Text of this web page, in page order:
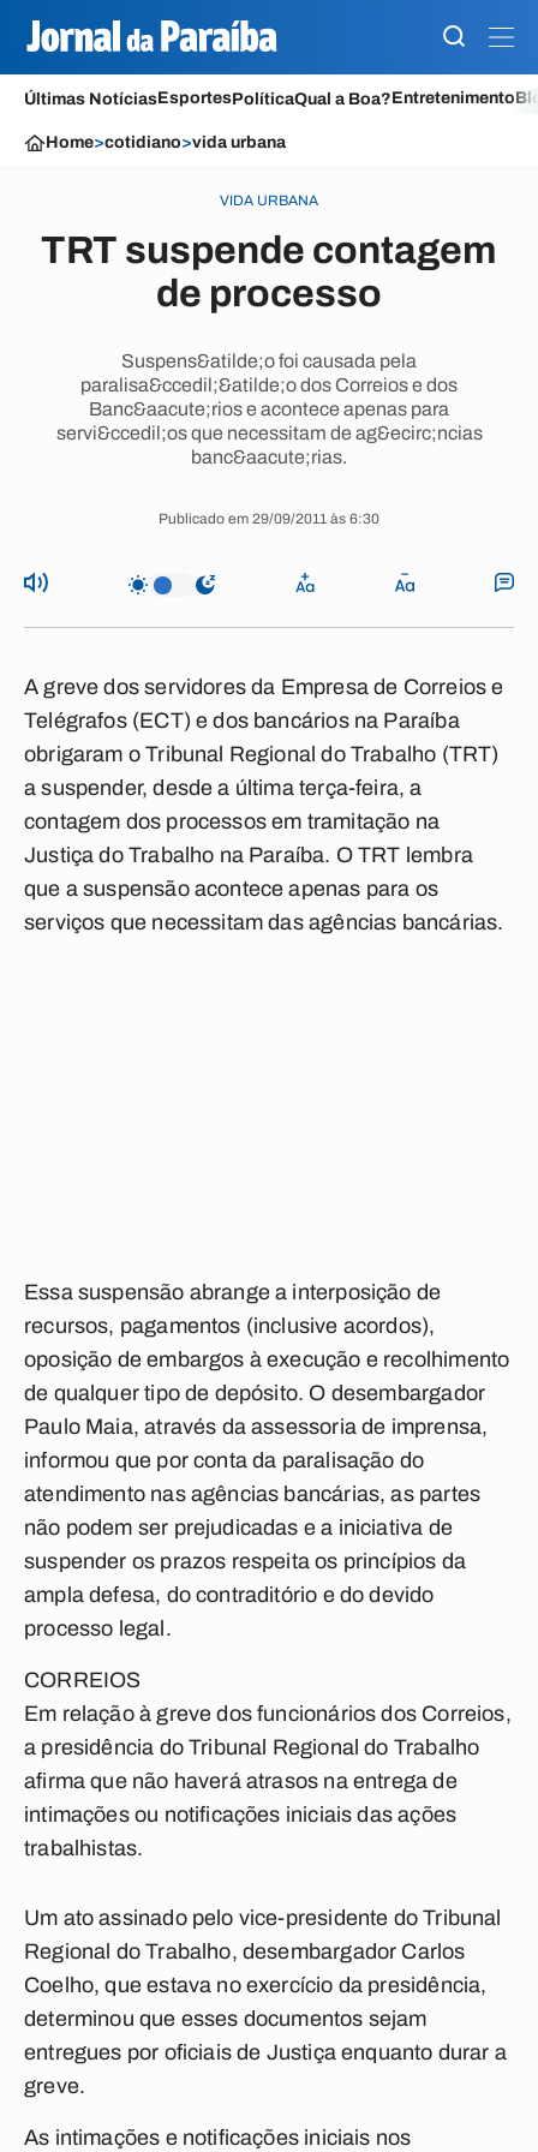
Últimas NotíciasEsportesPolíticaQual a Boa?Entretenimento
Home>cotidiano>vida urbana
VIDA URBANA
TRT suspende contagem
de processo
Suspens&atilde;o foi causada pela
paralisa&ccedil;&atilde;o dos Correios e dos
Banc&aacute;rios e acontece apenas para
servi&ccedil;os que necessitam de ag&ecirc;ncias
banc&aacute;rias.
Publicado em 29/09/2011 às 6:30
A greve dos servidores da Empresa de Correios e
Telégrafos (ECT) e dos bancários na Paraíba
obrigaram o Tribunal Regional do Trabalho (TRT)
a suspender, desde a última terça-feira, a
contagem dos processos em tramitação na
Justiça do Trabalho na Paraíba. O TRT lembra
que a suspensão acontece apenas para os
serviços que necessitam das agências bancárias.
Essa suspensão abrange a interposição de
recursos, pagamentos (inclusive acordos),
oposição de embargos à execução e recolhimento
de qualquer tipo de depósito. O desembargador
Paulo Maia, através da assessoria de imprensa,
informou que por conta da paralisação do
atendimento nas agências bancárias, as partes
não podem ser prejudicadas e a iniciativa de
suspender os prazos respeita os princípios da
ampla defesa, do contraditório e do devido
processo legal.
CORREIOS
Em relação à greve dos funcionários dos Correios,
a presidência do Tribunal Regional do Trabalho
afirma que não haverá atrasos na entrega de
intimações ou notificações iniciais das ações
trabalhistas.
Um ato assinado pelo vice-presidente do Tribunal
Regional do Trabalho, desembargador Carlos
Coelho, que estava no exercício da presidência,
determinou que esses documentos sejam
entregues por oficiais de Justiça enquanto durar a
greve.
As intimações e notificações iniciais nos